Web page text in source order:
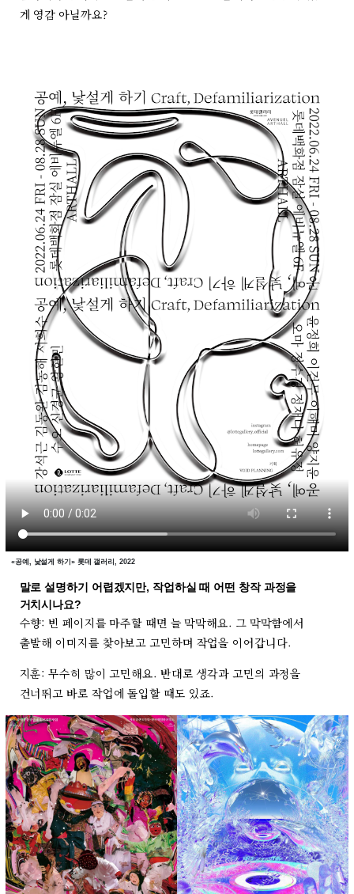
게 영감 아닐까요?
«공예, 낯설게 하기» 롯데 갤러리, 2022
말로 설명하기 어렵겠지만, 작업하실 때 어떤 창작 과정을
거치시나요?
수향: 빈 페이지를 마주할 때면 늘 막막해요. 그 막막함에서
출발해 이미지를 찾아보고 고민하며 작업을 이어갑니다.
지훈: 무수히 많이 고민해요. 반대로 생각과 고민의 과정을
건너뛰고 바로 작업에 돌입할 때도 있죠.